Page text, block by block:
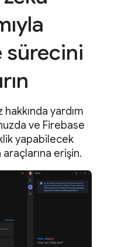
yardım
ve Firebase
yapabilecek
erişin.